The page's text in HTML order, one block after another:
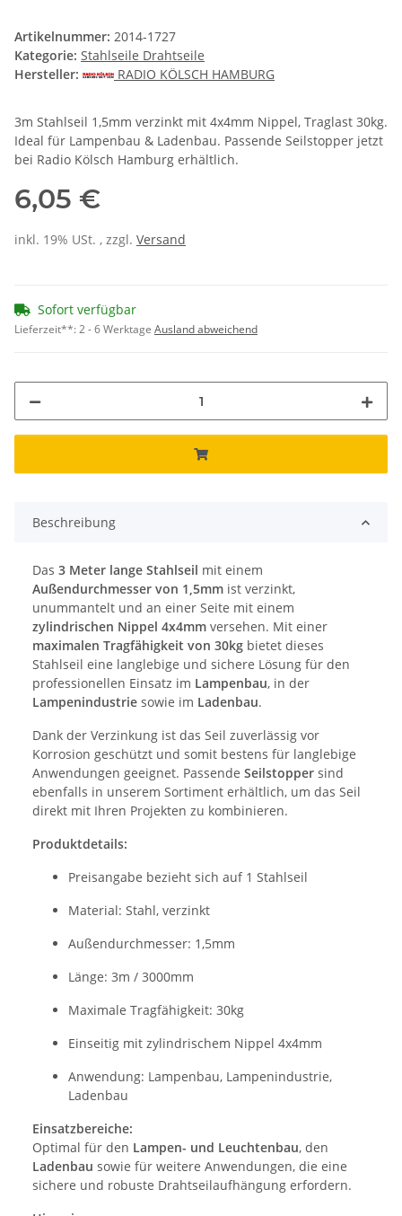
Artikelnummer: 2014-1727
Kategorie: Stahlseile Drahtseile
Hersteller:
RADIO KÖLSCH HAMBURG
3m Stahlseil 1,5mm verzinkt mit 4x4mm Nippel, Traglast 30kg.
Ideal für Lampenbau & Ladenbau. Passende Seilstopper jetzt
bei Radio Kölsch Hamburg erhältlich.
6,05 €
inkl. 19% USt. , zzgl. Versand
Sofort verfügbar
Lieferzeit**:2 - 6 Werktage Ausland abweichend
Beschreibung
Das 3 Meter lange Stahlseil mit einem
Außendurchmesser von 1,5mm ist verzinkt,
unummantelt und an einer Seite mit einem
zylindrischen Nippel 4x4mm versehen. Mit einer
maximalen Tragfähigkeit von 30kg bietet dieses
Stahlseil eine langlebige und sichere Lösung für den
professionellen Einsatz im Lampenbau, in der
Lampenindustrie sowie im Ladenbau.
Dank der Verzinkung ist das Seil zuverlässig vor
Korrosion geschützt und somit bestens für langlebige
Anwendungen geeignet. Passende Seilstopper sind
ebenfalls in unserem Sortiment erhältlich, um das Seil
direkt mit Ihren Projekten zu kombinieren.
Produktdetails:
Preisangabe bezieht sich auf 1 Stahlseil
Material: Stahl, verzinkt
Außendurchmesser: 1,5mm
Länge: 3m / 3000mm
Maximale Tragfähigkeit: 30kg
Einseitig mit zylindrischem Nippel 4x4mm
Anwendung: Lampenbau, Lampenindustrie,
Ladenbau
Einsatzbereiche:
Optimal für den Lampen- und Leuchtenbau, den
Ladenbau sowie für weitere Anwendungen, die eine
sichere und robuste Drahtseilaufhängung erfordern.